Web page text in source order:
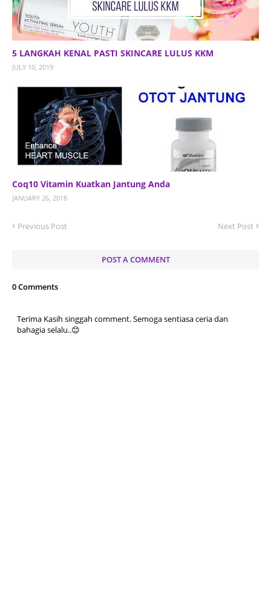
5 LANGKAH KENAL PASTI SKINCARE LULUS KKM
JULY 10, 2019
Coq10 Vitamin Kuatkan Jantung Anda
JANUARY 26, 2018
Previous Post Next Post
POST A COMMENT
0 Comments
Terima Kasih singgah comment. Semoga sentiasa ceria dan
bahagia selalu..😊